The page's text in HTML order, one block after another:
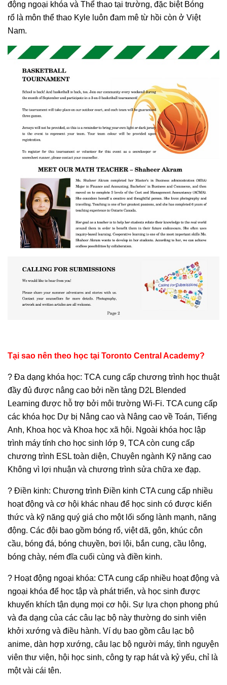
động ngoại khóa và Thể thao tại trường, đặc biệt Bóng
rổ là môn thể thao Kyle luôn đam mê từ hồi còn ở Việt
Nam.
Tại sao nên theo học tại Toronto Central Academy?
? Đa dạng khóa học: TCA cung cấp chương trình học thuật
đầy đủ được nâng cao bởi nền tảng D2L Blended
Learning được hỗ trợ bởi môi trường Wi-Fi. TCA cung cấp
các khóa học Dự bị Nâng cao và Nâng cao về Toán, Tiếng
Anh, Khoa học và Khoa học xã hội. Ngoài khóa học lập
trình máy tính cho học sinh lớp 9, TCA còn cung cấp
chương trình ESL toàn diện, Chuyên ngành Kỹ năng cao
Không vì lợi nhuận và chương trình sửa chữa xe đạp.
? Điền kinh: Chương trình Điền kinh CTA cung cấp nhiều
hoạt động và cơ hội khác nhau để học sinh có được kiến ​​
thức và kỹ năng quý giá cho một lối sống lành mạnh, năng
động. Các đội bao gồm bóng rổ, việt dã, gôn, khúc côn
cầu, bóng đá, bóng chuyền, bơi lội, bắn cung, cầu lông,
bóng chày, ném đĩa cuối cùng và điền kinh.
? Hoạt động ngoại khóa: CTA cung cấp nhiều hoạt động và
ngoại khóa để học tập và phát triển, và học sinh được
khuyến khích tận dụng mọi cơ hội. Sự lựa chọn phong phú
và đa dạng của các câu lạc bộ này thường do sinh viên
khởi xướng và điều hành. Ví dụ bao gồm câu lạc bộ
anime, dàn hợp xướng, câu lạc bộ người máy, tình nguyện
viên thư viện, hội học sinh, công ty rạp hát và kỷ yếu, chỉ là
một vài cái tên.